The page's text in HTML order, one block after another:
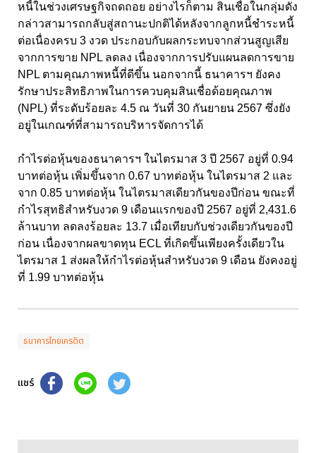
หนี้ในช่วงเศรษฐกิจถดถอย อย่างไรก็ตาม สินเชื่อในกลุ่มดัง
กล่าวสามารถกลับสู่สถานะปกติได้หลังจากลูกหนี้ชำระหนี้
ต่อเนื่องครบ 3 งวด ประกอบกับผลกระทบจากส่วนสูญเสีย
จากการขาย NPL ลดลง เนื่องจากการปรับแผนลดการขาย
NPL ตามคุณภาพหนี้ที่ดีขึ้น นอกจากนี้ ธนาคารฯ ยังคง
รักษาประสิทธิภาพในการควบคุมสินเชื่อด้อยคุณภาพ
(NPL) ที่ระดับร้อยละ 4.5 ณ วันที่ 30 กันยายน 2567 ซึ่งยัง
อยู่ในเกณฑ์ที่สามารถบริหารจัดการได้
กำไรต่อหุ้นของธนาคารฯ ในไตรมาส 3 ปี 2567 อยู่ที่ 0.94
บาทต่อหุ้น เพิ่มขึ้นจาก 0.67 บาทต่อหุ้น ในไตรมาส 2 และ
จาก 0.85 บาทต่อหุ้น ในไตรมาสเดียวกันของปีก่อน ขณะที่
กำไรสุทธิสำหรับงวด 9 เดือนแรกของปี 2567 อยู่ที่ 2,431.6
ล้านบาท ลดลงร้อยละ 13.7 เมื่อเทียบกับช่วงเดียวกันของปี
ก่อน เนื่องจากผลขาดทุน ECL ที่เกิดขึ้นเพียงครั้งเดียวใน
ไตรมาส 1 ส่งผลให้กำไรต่อหุ้นสำหรับงวด 9 เดือน ยังคงอยู่
ที่ 1.99 บาทต่อหุ้น
ธนาคารไทยเครดิต
แชร์